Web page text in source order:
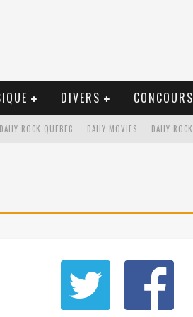
DIVERS CONCOURS
DAILY ROCK
DAILY MOVIES
DAILY ROCK QUEBEC